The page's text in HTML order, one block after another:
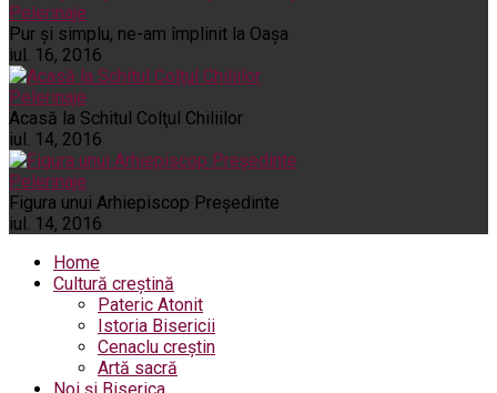
Pelerinaje
Pur şi simplu, ne-am împlinit la Oaşa
iul. 16, 2016
Pelerinaje
Acasă la Schitul Colţul Chiliilor
iul. 14, 2016
Pelerinaje
Figura unui Arhiepiscop Preşedinte
iul. 14, 2016
Home
Cultură creștină
Pateric Atonit
Istoria Bisericii
Cenaclu creștin
Artă sacră